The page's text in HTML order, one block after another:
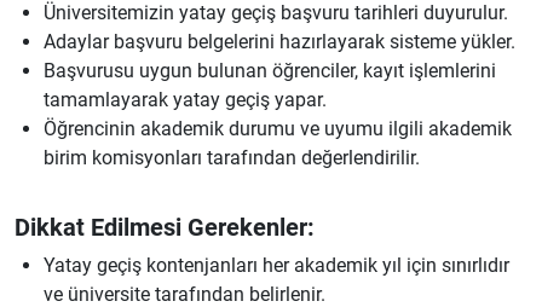
Üniversitemizin yatay geçiş başvuru tarihleri duyurulur.
Adaylar başvuru belgelerini hazırlayarak sisteme yükler.
Başvurusu uygun bulunan öğrenciler, kayıt işlemlerini
tamamlayarak yatay geçiş yapar.
Öğrencinin akademik durumu ve uyumu ilgili akademik
birim komisyonları tarafından değerlendirilir.
Dikkat Edilmesi Gerekenler:
Yatay geçiş kontenjanları her akademik yıl için sınırlıdır
ve üniversite tarafından belirlenir.